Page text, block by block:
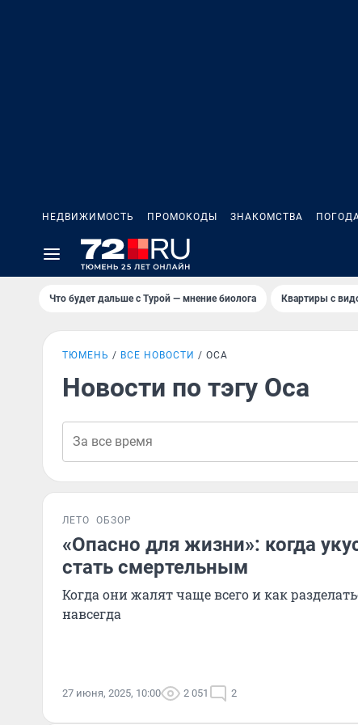
НЕДВИЖИМОСТЬ ПРОМОКОДЫ ЗНАКОМСТВА
Что будет дальше с Турой — мнение биолога Квартиры с
ТЮМЕНЬ ВСЕ НОВОСТИ ОСА
Новости по тэгу Оса
ЛЕТО ОБЗОР
«Опасно для жизни»: когда
стать смертельным
Когда они жалят чаще всего и как
навсегда
27 июня, 2025, 10:00 2 051 2